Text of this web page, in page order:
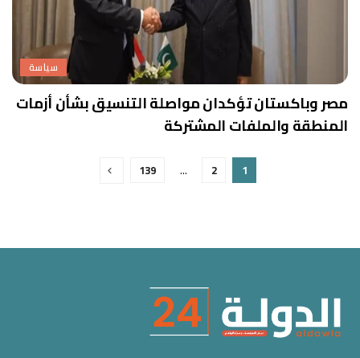
سياسة
مصر وباكستان تؤكدان مواصلة التنسيق بشأن أزمات
المنطقة والملفات المشتركة
1
2
…
139